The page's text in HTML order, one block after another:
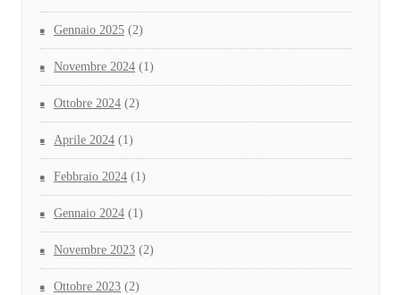
Gennaio 2025 (2)
Novembre 2024 (1)
Ottobre 2024 (2)
Aprile 2024 (1)
Febbraio 2024 (1)
Gennaio 2024 (1)
Novembre 2023 (2)
Ottobre 2023 (2)